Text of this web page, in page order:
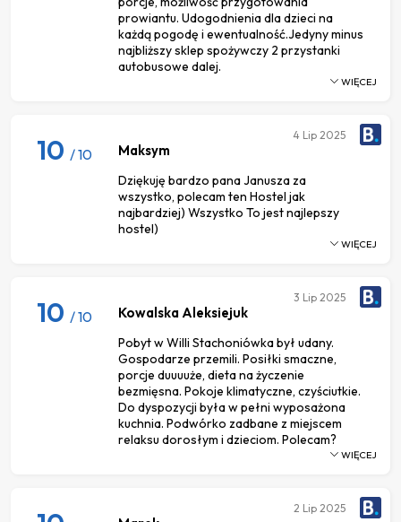
prowiantu. Udogodnienia dla dzieci na
każdą pogodę i ewentualność.Jedyny minus
najbliższy sklep spożywczy 2 przystanki
autobusowe dalej.
WIĘCEJ
10 / 10 Maksym
Dziękuję bardzo pana Janusza za
wszystko, polecam ten Hostel jak
najbardziej) Wszystko To jest najlepszy
hostel)
4 Lip 2025
WIĘCEJ
10 / 10 Kowalska Aleksiejuk
Pobyt w Willi Stachoniówka był udany.
Gospodarze przemili. Posiłki smaczne,
porcje duuuuże, dieta na życzenie
bezmięsna. Pokoje klimatyczne, czyściutkie.
Do dyspozycji była w pełni wyposażona
kuchnia. Podwórko zadbane z miejscem
relaksu dorosłym i dzieciom. Polecam?
3 Lip 2025
WIĘCEJ
2 Lip 2025